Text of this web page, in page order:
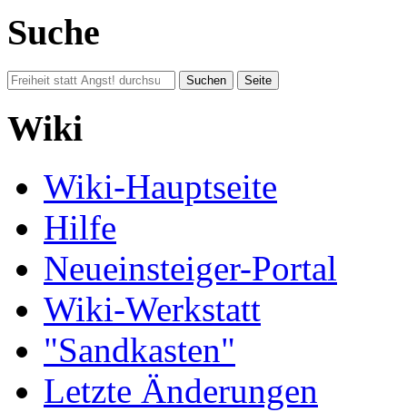
Suche
Wiki
Wiki-Hauptseite
Hilfe
Neueinsteiger-Portal
Wiki-Werkstatt
"Sandkasten"
Letzte Änderungen